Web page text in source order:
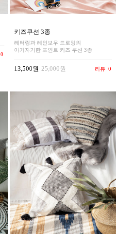
0
키즈쿠션 3종
레터링과 레인보우 드로잉의
아기자기한 포인트 키즈 쿠션 3종
13,500원 25,000원 리뷰 0